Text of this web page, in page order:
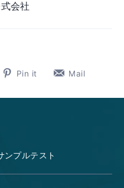
会社
Pin it
Pin
Pinterest
Mail
ンプルテスト